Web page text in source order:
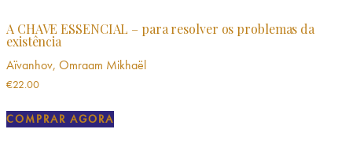
A CHAVE ESSENCIAL – para resolver os problemas da
existência
Aïvanhov, Omraam Mikhaël
€22.00
COMPRAR AGORA